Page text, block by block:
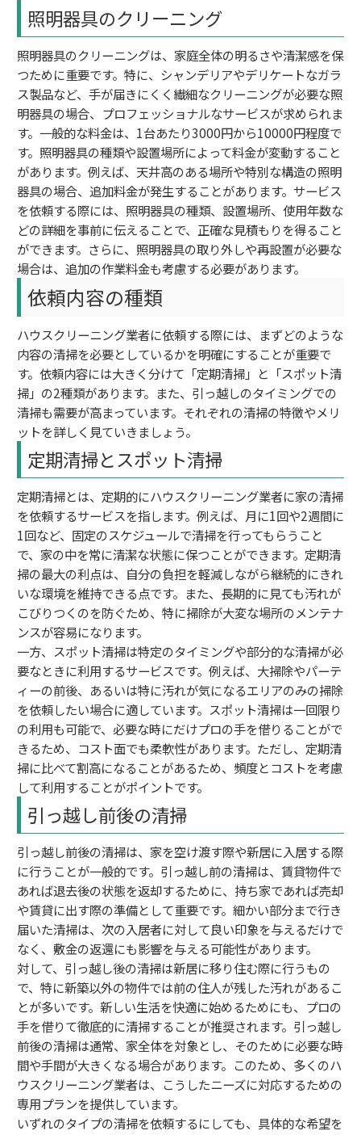
照明器具のクリーニング
照明器具のクリーニングは、家庭全体の明るさや清潔感を保
つために重要です。特に、シャンデリアやデリケートなガラ
ス製品など、手が届きにくく繊細なクリーニングが必要な照
明器具の場合、プロフェッショナルなサービスが求められま
す。一般的な料金は、1台あたり3000円から10000円程度で
す。照明器具の種類や設置場所によって料金が変動すること
があります。例えば、天井高のある場所や特別な構造の照明
器具の場合、追加料金が発生することがあります。サービス
を依頼する際には、照明器具の種類、設置場所、使用年数な
どの詳細を事前に伝えることで、正確な見積もりを得ること
ができます。さらに、照明器具の取り外しや再設置が必要な
場合は、追加の作業料金も考慮する必要があります。
依頼内容の種類
ハウスクリーニング業者に依頼する際には、まずどのような
内容の清掃を必要としているかを明確にすることが重要で
す。依頼内容には大きく分けて「定期清掃」と「スポット清
掃」の2種類があります。また、引っ越しのタイミングでの
清掃も需要が高まっています。それぞれの清掃の特徴やメリ
ットを詳しく見ていきましょう。
定期清掃とスポット清掃
定期清掃とは、定期的にハウスクリーニング業者に家の清掃
を依頼するサービスを指します。例えば、月に1回や2週間に
1回など、固定のスケジュールで清掃を行ってもらうこと
で、家の中を常に清潔な状態に保つことができます。定期清
掃の最大の利点は、自分の負担を軽減しながら継続的にきれ
いな環境を維持できる点です。また、長期的に見ても汚れが
こびりつくのを防ぐため、特に掃除が大変な場所のメンテナ
ンスが容易になります。
一方、スポット清掃は特定のタイミングや部分的な清掃が必
要なときに利用するサービスです。例えば、大掃除やパーテ
ィーの前後、あるいは特に汚れが気になるエリアのみの掃除
を依頼したい場合に適しています。スポット清掃は一回限り
の利用も可能で、必要な時にだけプロの手を借りることがで
きるため、コスト面でも柔軟性があります。ただし、定期清
掃に比べて割高になることがあるため、頻度とコストを考慮
して利用することがポイントです。
引っ越し前後の清掃
引っ越し前後の清掃は、家を空け渡す際や新居に入居する際
に行うことが一般的です。引っ越し前の清掃は、賃貸物件で
あれば退去後の状態を返却するために、持ち家であれば売却
や賃貸に出す際の準備として重要です。細かい部分まで行き
届いた清掃は、次の入居者に対して良い印象を与えるだけで
なく、敷金の返還にも影響を与える可能性があります。
対して、引っ越し後の清掃は新居に移り住む際に行うもの
で、特に新築以外の物件では前の住人が残した汚れがあるこ
とが多いです。新しい生活を快適に始めるためにも、プロの
手を借りて徹底的に清掃することが推奨されます。引っ越し
前後の清掃は通常、家全体を対象とし、そのために必要な時
間や手間が大きくなる場合があります。このため、多くのハ
ウスクリーニング業者は、こうしたニーズに対応するための
専用プランを提供しています。
いずれのタイプの清掃を依頼するにしても、具体的な希望を